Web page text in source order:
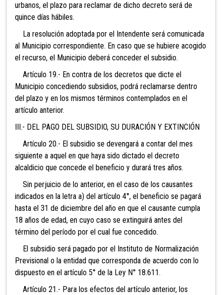
urbanos, el plazo para reclamar de dicho decreto será de
quince días hábiles.
La resolución adoptada por el Intendente será comunicada
al Municipio correspondiente. En caso que se hubiere acogido
el recurso, el Municipio deberá conceder el subsidio.
Artículo 19.- En contra de los decretos que dicte el
Municipio concediendo subsidios, podrá reclamarse dentro
del plazo y en los mismos términos contemplados en el
artículo anterior.
III.- DEL PAGO DEL SUBSIDIO, SU DURACIÓN Y EXTINCIÓN
Artículo 20.- El subsidio se devengará a contar del mes
siguiente a aquel en que haya sido dictado el decreto
alcaldicio que concede el beneficio y durará tres años.
Sin perjuicio de lo anterior, en el caso de los causantes
indicados en la letra a) del artículo 4°, el beneficio se pagará
hasta el 31 de diciembre del año en que el causante cumpla
18 años de edad, en cuyo caso se extinguirá antes del
término del período por el cual fue concedido.
El subsidio será pagado por el Instituto de Normalización
Previsional o la entidad que corresponda de acuerdo con lo
dispuesto en el artículo 5° de la Ley N° 18.611.
Artículo 21.- Para los efectos del artículo anterior, los